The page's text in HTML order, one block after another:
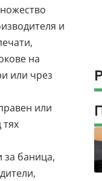
и
на
или чрез
или
баница,